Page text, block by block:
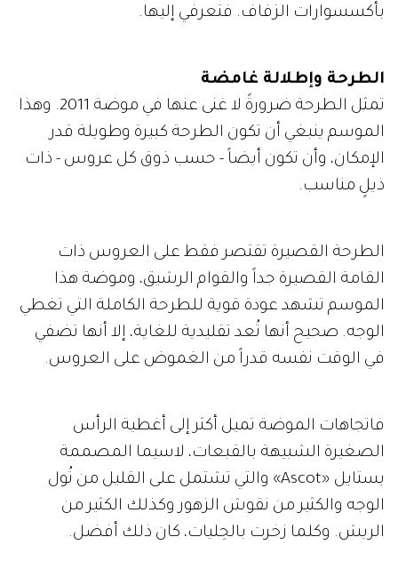
بأكسسوارات الزفاف. فتعرفي إليها.
الطرحة وإطلالة غامضة
تمثل الطرحة ضرورةً لا غنى عنها في موضة 2011. وهذا
الموسم ينبغي أن تكون الطرحة كبيرة وطويلة قدر
الإمكان، وأن تكون أيضاً - حسب ذوق كل عروس - ذات
ذيلٍ مناسب.
الطرحة القصيرة تقتصر فقط على العروس ذات
القامة القصيرة جداً والقوام الرشيق، وموضة هذا
الموسم تشهد عودة قوية للطرحة الكاملة التي تغطي
الوجه. صحيح أنها تُعد تقليدية للغاية، إلا أنها تضفي
في الوقت نفسه قدراً من الغموض على العروس.
فاتجاهات الموضة تميل أكثر إلى أغطية الرأس
الصغيرة الشبيهة بالقبعات، لاسيما المصممة
بستايل «Ascot» والتي تشتمل على القليل من تُول
الوجه والكثير من نقوش الزهور وكذلك الكثير من
الريش. وكلما زخرت بالحِليات، كان ذلك أفضل.